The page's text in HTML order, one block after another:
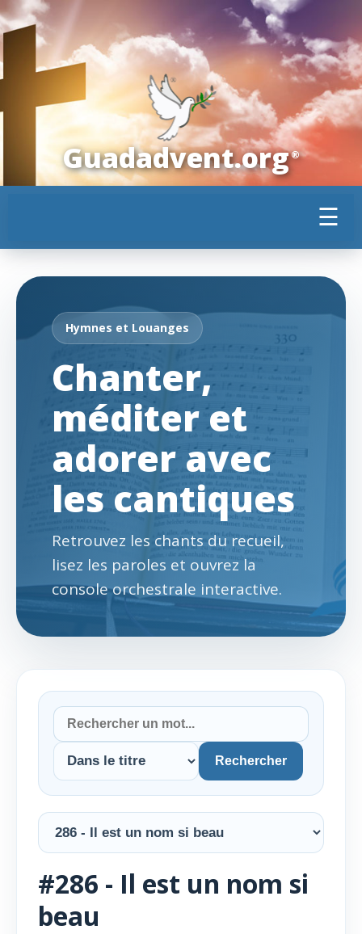
Guadadvent.org®
☰
Hymnes et Louanges
Chanter,
méditer et
adorer avec
les cantiques
Retrouvez les chants du recueil,
lisez les paroles et ouvrez la
console orchestrale interactive.
Rechercher
#286 - Il est un nom si
beau